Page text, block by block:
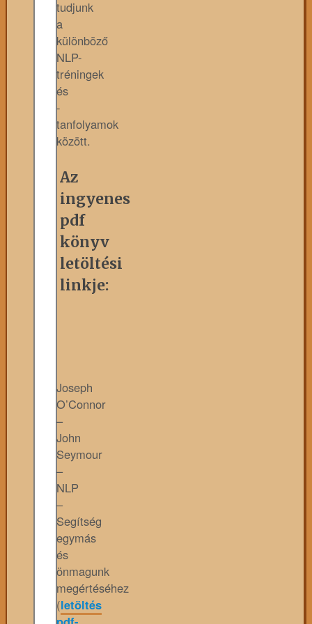
tudjunk
a
különböző
NLP-
tréningek
és
-
tanfolyamok
között.
Az
ingyenes
pdf
könyv
letöltési
linkje:
Joseph
O’Connor
–
John
Seymour
–
NLP
–
Segítség
egymás
és
önmagunk
megértéséhez
(letöltés